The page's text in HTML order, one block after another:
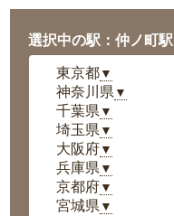
選択中の駅：仲ノ町駅
東京都▼
神奈川県 ▼
千葉県 ▼
埼玉県 ▼
大阪府▼
兵庫県 ▼
京都府▼
宮城県 ▼